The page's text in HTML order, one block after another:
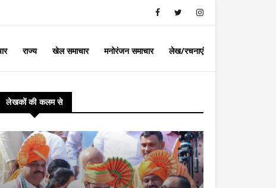
राज्य खेल समाचार मनोरंजन समाचार लेख/रचनाएं
लेखकों की कलम से